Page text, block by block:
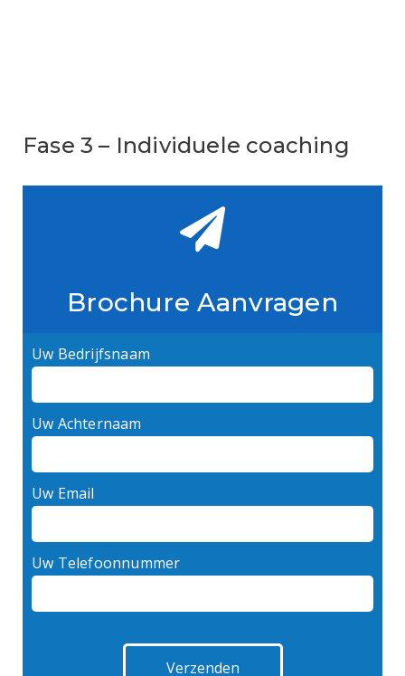
Fase 3 – Individuele coaching
Brochure Aanvragen
Uw Bedrijfsnaam
Uw Achternaam
Uw Email
Uw Telefoonnummer